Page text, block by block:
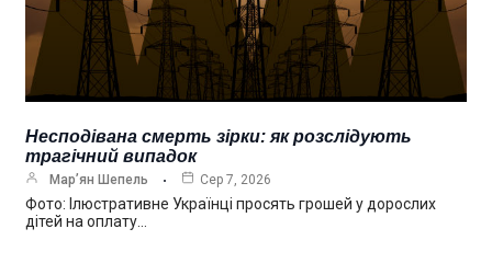
Несподівана смерть зірки: як розслідують
трагічний випадок
Мар’ян Шепель Сер 7, 2026
Фото: Ілюстративне Українці просять грошей у дорослих
дітей на оплату…